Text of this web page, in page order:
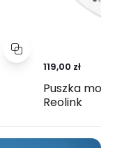
119,00 zł
Puszka
Reolink